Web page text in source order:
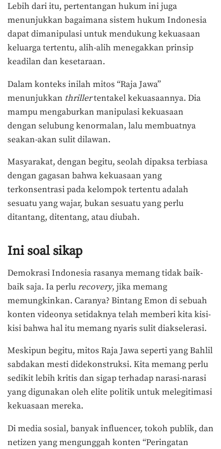
Lebih dari itu, pertentangan hukum ini juga
menunjukkan bagaimana sistem hukum Indonesia
dapat dimanipulasi untuk mendukung kekuasaan
keluarga tertentu, alih-alih menegakkan prinsip
keadilan dan kesetaraan.
Dalam konteks inilah mitos “Raja Jawa”
menunjukkan thrillertentakel kekuasaannya. Dia
mampu mengaburkan manipulasi kekuasaan
dengan selubung kenormalan, lalu membuatnya
seakan-akan sulit dilawan.
Masyarakat, dengan begitu, seolah dipaksa terbiasa
dengan gagasan bahwa kekuasaan yang
terkonsentrasi pada kelompok tertentu adalah
sesuatu yang wajar, bukan sesuatu yang perlu
ditantang, ditentang, atau diubah.
Ini soal sikap
Demokrasi Indonesia rasanya memang tidak baik-
baik saja. Ia perlurecovery, jika memang
memungkinkan. Caranya? Bintang Emon di sebuah
konten videonya setidaknya telah memberi kita kisi-
kisi bahwa hal itu memang nyaris sulit diakselerasi.
Meskipun begitu, mitos Raja Jawa seperti yang Bahlil
sabdakan mesti didekonstruksi. Kita memang perlu
sedikit lebih kritis dan sigap terhadap narasi-narasi
yang digunakan oleh elite politik untuk melegitimasi
kekuasaan mereka.
Di media sosial, banyak influencer, tokoh publik, dan
netizen yang mengunggah konten “Peringatan